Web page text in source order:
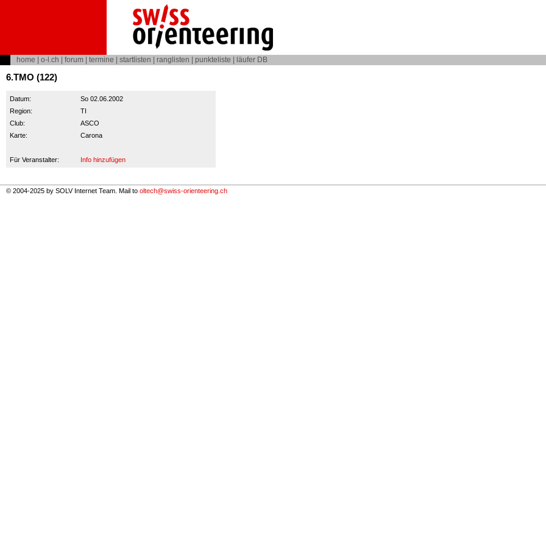
home o-l.ch forum termine startlisten ranglisten punkteliste läufer DB
6.TMO (122)
Datum:
So 02.06.2002
Region:
TI
Club:
ASCO
Karte:
Carona
Für Veranstalter: Info hinzufügen
© 2004-2025 by SOLV Internet Team. Mail to oltech@swiss-orienteering.ch